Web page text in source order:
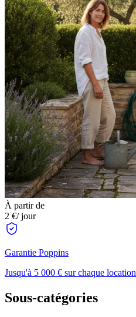
À partir de
2 €/ jour
Garantie Poppins
Jusqu'à 5 000 € sur chaque location
Sous-catégories